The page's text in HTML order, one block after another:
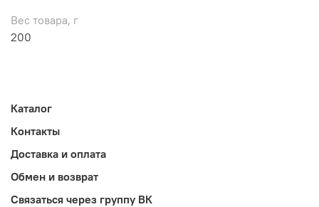
Вес товара, г
200
Каталог
Контакты
Доставка и оплата
Обмен и возврат
Связаться через группу ВК